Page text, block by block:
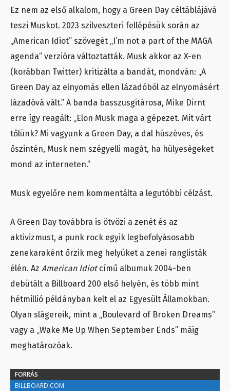
Ez nem az első alkalom, hogy a Green Day céltáblájává
teszi Muskot. 2023 szilveszteri fellépésük során az
„American Idiot” szövegét „I’m not a part of the MAGA
agenda” verzióra változtatták. Musk akkor az X-en
(korábban Twitter) kritizálta a bandát, mondván: „A
Green Day az elnyomás ellen lázadóból az elnyomásért
lázadóvá vált.” A banda basszusgitárosa, Mike Dirnt
erre így reagált: „Elon Musk maga a gépezet. Mit várt
tőlünk? Mi vagyunk a Green Day, a dal húszéves, és
őszintén, Musk nem szégyelli magát, ha hülyeségeket
mond az interneten.”
Musk egyelőre nem kommentálta a legutóbbi célzást.
A Green Day továbbra is ötvözi a zenét és az
aktivizmust, a punk rock egyik legbefolyásosabb
zenekaraként őrzik meg helyüket a zenei ranglisták
élén. Az American Idiotcímű albumuk 2004-ben
debütált a Billboard 200 első helyén, és több mint
hétmillió példányban kelt el az Egyesült Államokban.
Olyan slágereik, mint a „Boulevard of Broken Dreams”
vagy a „Wake Me Up When September Ends” máig
meghatározóak.
FORRÁS
BILLBOARD.COM